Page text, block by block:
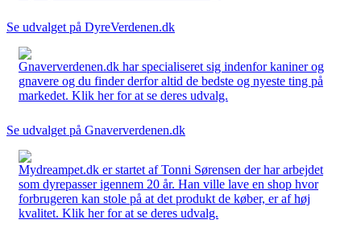
Se udvalget på DyreVerdenen.dk
Gnaververdenen.dk har specialiseret sig indenfor kaniner og
gnavere og du finder derfor altid de bedste og nyeste ting på
markedet. Klik her for at se deres udvalg.
Se udvalget på Gnaververdenen.dk
Mydreampet.dk er startet af Tonni Sørensen der har arbejdet
som dyrepasser igennem 20 år. Han ville lave en shop hvor
forbrugeren kan stole på at det produkt de køber, er af høj
kvalitet. Klik her for at se deres udvalg.